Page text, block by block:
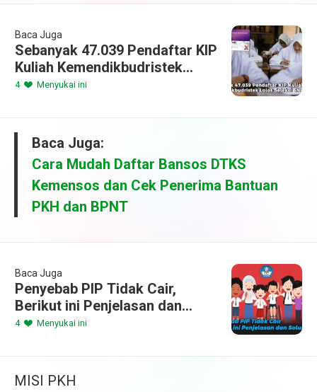
Baca Juga
Sebanyak 47.039 Pendaftar KIP
Kuliah Kemendikbudristek
Lolos Seleksi SNBP 2024
4 Menyukai ini
Baca Juga:
Cara Mudah Daftar Bansos DTKS
Kemensos dan Cek Penerima Bantuan
PKH dan BPNT
Baca Juga
Penyebab PIP Tidak Cair,
Berikut ini Penjelasan dan
Solusinya
4 Menyukai ini
MISI PKH